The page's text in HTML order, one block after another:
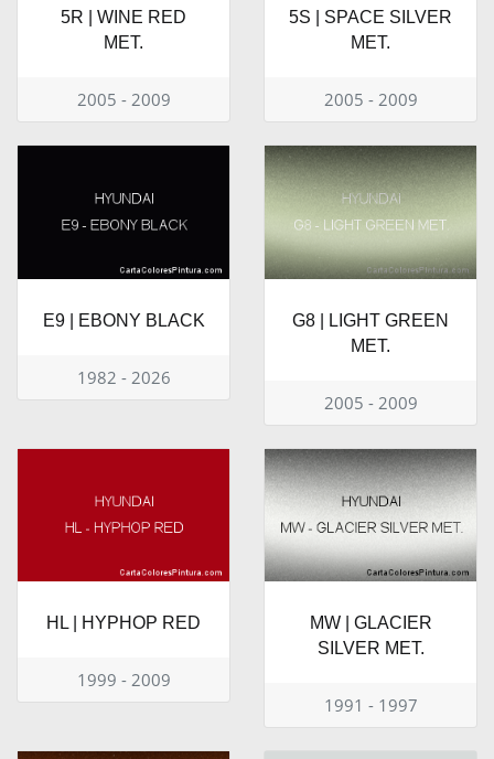
5R | WINE RED
MET.
2005 - 2009
5S | SPACE SILVER
MET.
2005 - 2009
E9 | EBONY BLACK
1982 - 2026
G8 | LIGHT GREEN
MET.
2005 - 2009
HL | HYPHOP RED
1999 - 2009
MW | GLACIER
SILVER MET.
1991 - 1997